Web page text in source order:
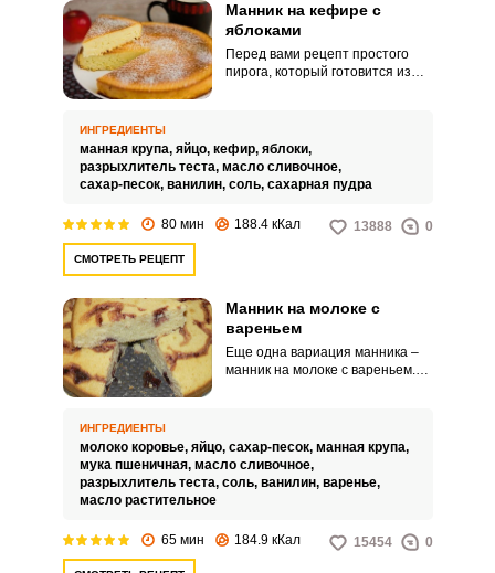
Манник на кефире с
яблоками
Перед вами рецепт простого
пирога, который готовится из
ИНГРЕДИЕНТЫ
манная крупа, яйцо, кефир, яблоки,
разрыхлитель теста, масло сливочное,
сахар-песок, ванилин, соль, сахарная пудра
80 мин 188.4 кКал 13888 0
СМОТРЕТЬ РЕЦЕПТ
Манник на молоке с
вареньем
Еще одна вариация манника –
манник на молоке с вареньем.
настроения.
ИНГРЕДИЕНТЫ
молоко коровье, яйцо, сахар-песок, манная крупа,
мука пшеничная, масло сливочное,
разрыхлитель теста, соль, ванилин, варенье,
масло растительное
65 мин 184.9 кКал 15454 0